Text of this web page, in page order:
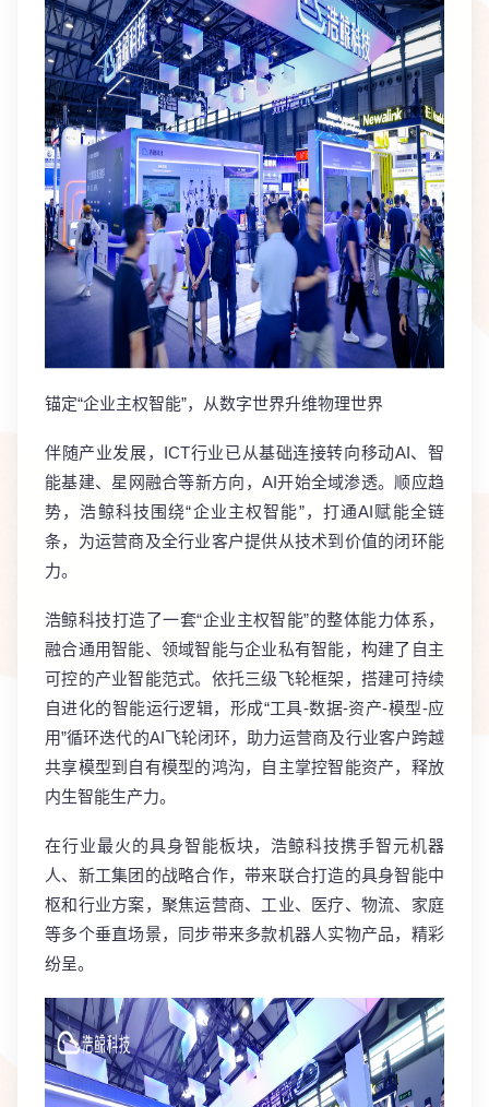
锚定“企业主权智能”，从数字世界升维物理世界
伴随产业发展，ICT行业已从基础连接转向移动AI、智
能基建、星网融合等新方向，AI开始全域渗透。顺应趋
势，浩鲸科技围绕“企业主权智能”，打通AI赋能全链
条，为运营商及全行业客户提供从技术到价值的闭环能
力。
浩鲸科技打造了一套“企业主权智能”的整体能力体系，
融合通用智能、领域智能与企业私有智能，构建了自主
可控的产业智能范式。依托三级飞轮框架，搭建可持续
自进化的智能运行逻辑，形成“工具-数据-资产-模型-应
用”循环迭代的AI飞轮闭环，助力运营商及行业客户跨越
共享模型到自有模型的鸿沟，自主掌控智能资产，释放
内生智能生产力。
在行业最火的具身智能板块，浩鲸科技携手智元机器
人、新工集团的战略合作，带来联合打造的具身智能中
枢和行业方案，聚焦运营商、工业、医疗、物流、家庭
等多个垂直场景，同步带来多款机器人实物产品，精彩
纷呈。